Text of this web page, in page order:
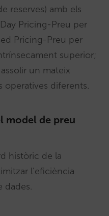
reserves) amb els
Pricing-Preu per
Pricing-Preu per
superior;
un mateix
diferents.
model de preu
històric de la
l’eficiència
dades.